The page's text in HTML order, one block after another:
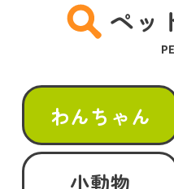
ペッ
わんちゃん
小動物